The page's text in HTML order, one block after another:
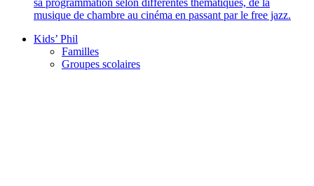
musique de chambre au cinéma en passant par le free jazz.
Kids’ Phil
Familles
Groupes scolaires